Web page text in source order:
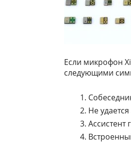
Если микрофон
следующими
Не
Ассистент